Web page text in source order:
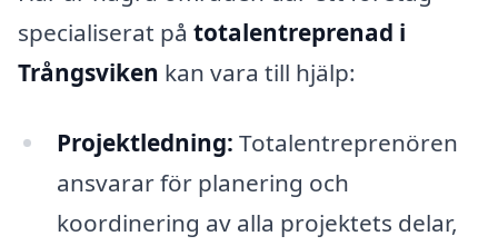
specialiserat på totalentreprenad i
Trångsviken kan vara till hjälp:
Projektledning: Totalentreprenören
ansvarar för planering och
koordinering av alla projektets delar,